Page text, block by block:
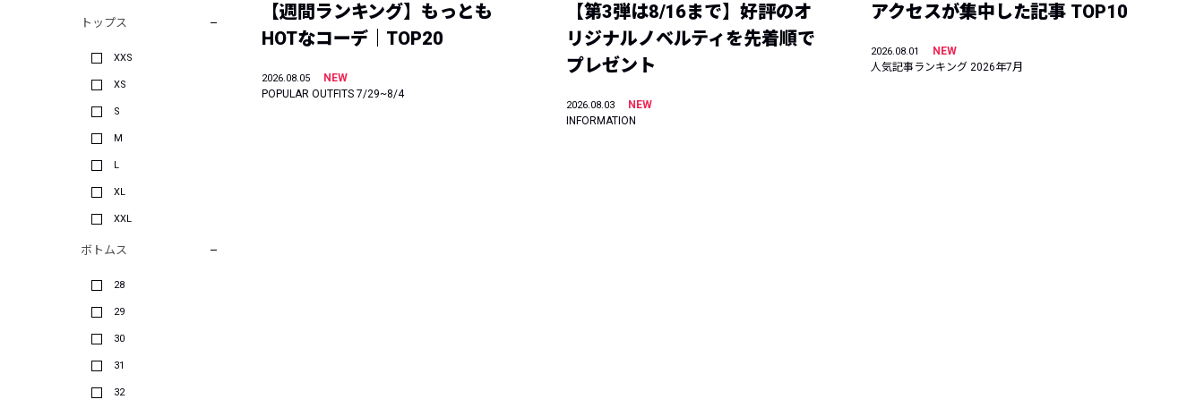
トップス
XXS
XS
S
M
L
XL
XXL
ボトムス
28
29
30
31
32
【週間ランキング】もっとも
HOTなコーデ｜TOP20
2026.08.05
NEW
POPULAR OUTFITS 7/29~8/4
【第3弾は8/16まで】好評のオ
リジナルノベルティを先着順で
プレゼント
2026.08.03
NEW
INFORMATION
アクセスが集中した記事 TOP10
2026.08.01
NEW
人気記事ランキング 2026年7月